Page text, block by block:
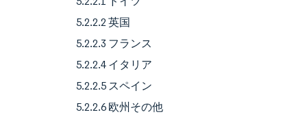
5.2.2.2 英国
5.2.2.3 フランス
5.2.2.4 イタリア
5.2.2.5 スペイン
5.2.2.6 欧州その他